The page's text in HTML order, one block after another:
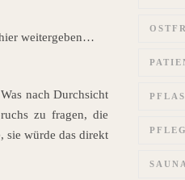
weitergeben…
nach Durchsicht
zu fragen, die
sie würde das direkt
SAUNA